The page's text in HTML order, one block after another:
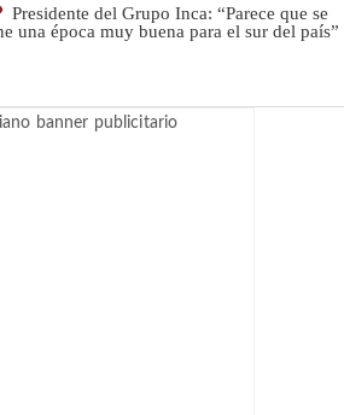
Presidente del Grupo Inca: “Parece que se
una época muy buena para el sur del país”